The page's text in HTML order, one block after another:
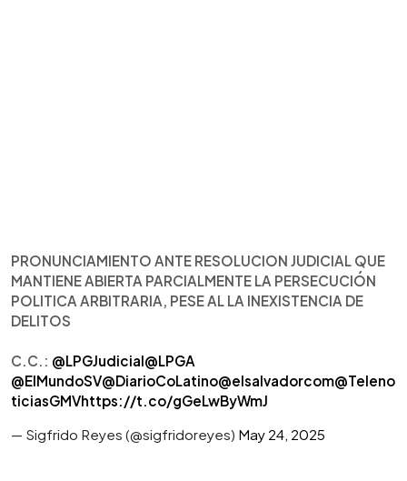
PRONUNCIAMIENTO ANTE RESOLUCION JUDICIAL QUE
MANTIENE ABIERTA PARCIALMENTE LA PERSECUCIÓN
POLITICA ARBITRARIA, PESE AL LA INEXISTENCIA DE
DELITOS
C.C.: @LPGJudicial@LPGA
@ElMundoSV@DiarioCoLatino@elsalvadorcom@Teleno
ticiasGMVhttps://t.co/gGeLwByWmJ
— Sigfrido Reyes (@sigfridoreyes) May 24, 2025